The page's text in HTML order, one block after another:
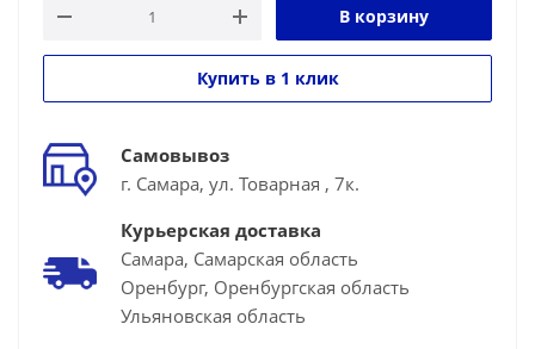
В корзину
Купить в 1 клик
Самовывоз
г. Самара, ул. Товарная , 7к.
Курьерская доставка
Самара, Самарская область
Оренбург, Оренбургская область
Ульяновская область